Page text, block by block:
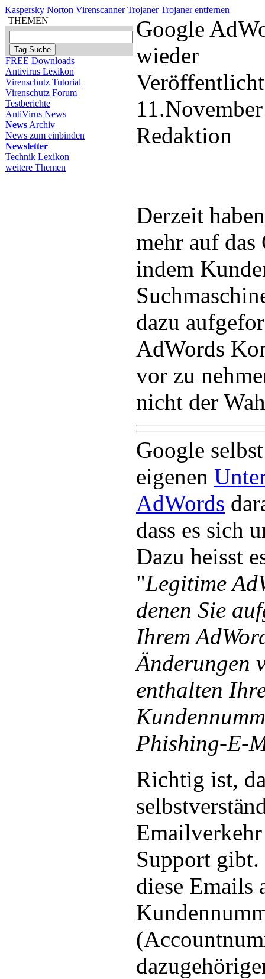
Kaspersky Norton Virenscanner Trojaner Trojaner entfernen
THEMEN
FREE Downloads
Antivirus Lexikon
Virenschutz Tutorial
Virenschutz Forum
Testberichte
AntiVirus News
News Archiv
News zum einbinden
Newsletter
Technik Lexikon
weitere Themen
Google
wieder
Redaktion
Derzeit
mehr auf das
indem
dazu
AdWords
vor zu
nicht der
Google
eigenen
AdWords
dass es sich
Dazu heisst
"Legitime
denen Sie
Ihrem
Änderungen
enthalten
Phishing-E-
Richtig ist,
Support gibt.
diese Emails